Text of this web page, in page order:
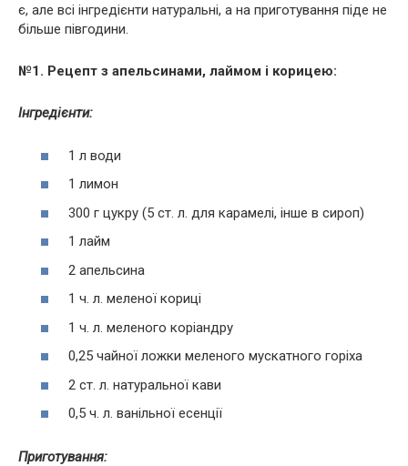
є, але всі інгредієнти натуральні, а на приготування піде не
більше півгодини.
№1. Рецепт з апельсинами, лаймом і корицею:
Інгредієнти:
1 л води
1 лимон
300 г цукру (5 ст. л. для карамелі, інше в сироп)
1 лайм
2 апельсина
1 ч. л. меленої кориці
1 ч. л. меленого коріандру
0,25 чайної ложки меленого мускатного горіха
2 ст. л. натуральної кави
0,5 ч. л. ванільної есенції
Приготування: